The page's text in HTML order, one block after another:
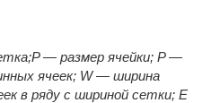
P — размер ячейки; P —
ячеек; W — ширина
в ряду с шириной сетки; E